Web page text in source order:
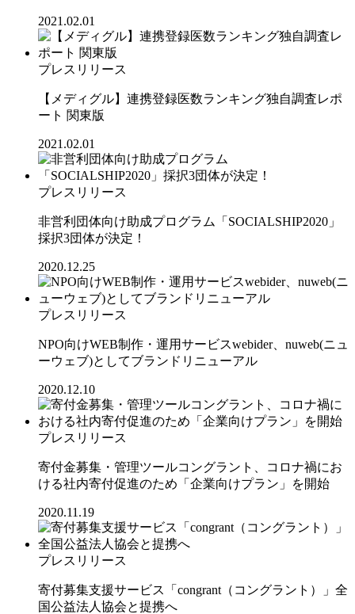
2021.02.01
プレスリリース
【メディグル】連携登録医数ランキング独⾃調査レポ
ート 関東版
2021.02.01
プレスリリース
非営利団体向け助成プログラム「SOCIALSHIP2020」
採択3団体が決定！
2020.12.25
プレスリリース
NPO向けWEB制作・運用サービスwebider、nuweb(ニュ
ーウェブ)としてブランドリニューアル
2020.12.10
プレスリリース
寄付金募集・管理ツールコングラント、コロナ禍にお
ける社内寄付促進のため「企業向けプラン」を開始
2020.11.19
プレスリリース
寄付募集支援サービス「congrant（コングラント）」全
国公益法人協会と提携へ